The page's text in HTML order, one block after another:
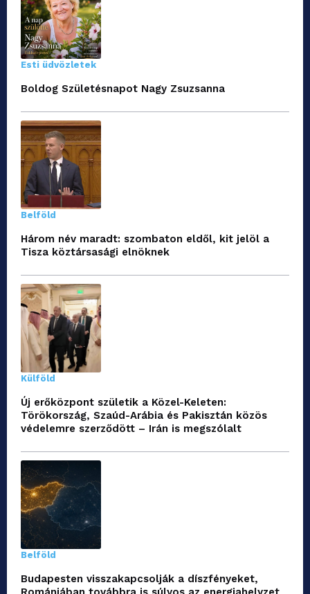
Esti üdvözletek
Boldog Születésnapot Nagy Zsuzsanna
Belföld
Három név maradt: szombaton eldől, kit jelöl a
Tisza köztársasági elnöknek
Külföld
Új erőközpont születik a Közel-Keleten:
Törökország, Szaúd-Arábia és Pakisztán közös
védelemre szerződött – Irán is megszólalt
Belföld
Budapesten visszakapcsolják a díszfényeket,